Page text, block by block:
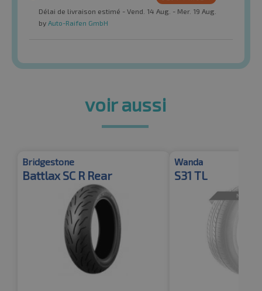
Délai de livraison estimé - Vend. 14 Aug. - Mer. 19 Aug.
by Auto-Raifen GmbH
voir aussi
Bridgestone
Battlax SC R Rear
Wanda
S31 TL